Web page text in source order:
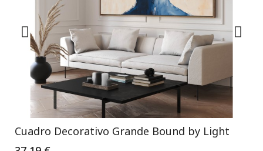
Cuadro Decorativo Grande Bound by Light